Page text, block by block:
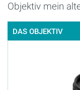
Objektiv mein
DAS OBJEKTIV